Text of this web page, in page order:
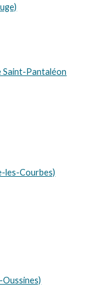
Saint-Pantaléon
les-Courbes)